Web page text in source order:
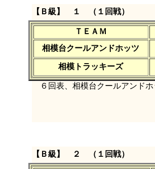
【Ｂ級】 １ （１回戦）
ＴＥＡＭ
相模台クールアンドホッツ
相模トラッキーズ
６回表、相模台クールアンドホ
【Ｂ級】 ２ （１回戦）